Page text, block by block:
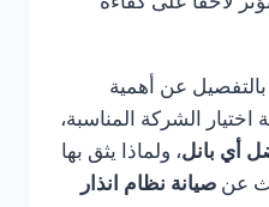
لاحقًا على كفاءة
عن أهمية
اختيار الشركة المناسبة،
أي بانل، ولماذا يثق بها
عن صيانة نظام انذار